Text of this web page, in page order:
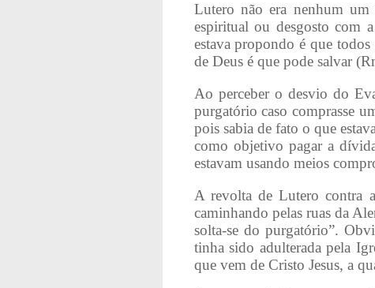
Lutero não era nenhum
espiritual ou desgosto com
estava propondo é que
de Deus é que pode salvar
Ao perceber o desvio do
purgatório caso comprasse
pois sabia de fato o que
como objetivo pagar a
estavam usando meios
A revolta de Lutero contra
caminhando pelas ruas da
solta-se do purgatório”.
tinha sido adulterada pela
que vem de Cristo Jesus, a